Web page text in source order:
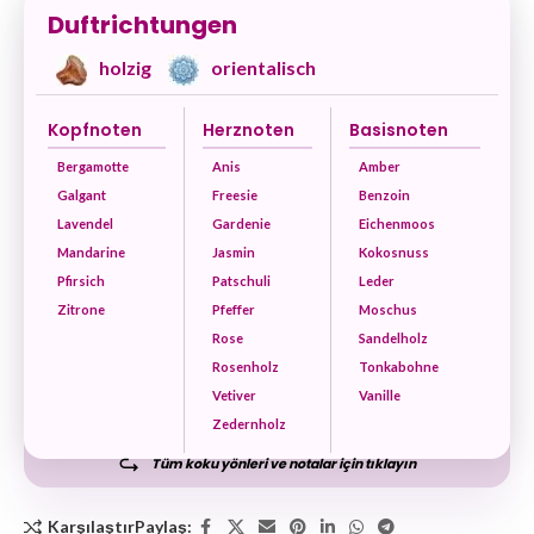
Duftrichtungen
holzig orientalisch
Kopfnoten
Bergamotte
Galgant
Lavendel
Mandarine
Pfirsich
Zitrone
Herznoten
Anis
Freesie
Gardenie
Jasmin
Patschuli
Pfeffer
Rose
Rosenholz
Vetiver
Zedernholz
Basisnoten
Amber
Benzoin
Eichenmoos
Kokosnuss
Leder
Moschus
Sandelholz
Tonkabohne
Vanille
Tüm koku yönleri ve notalar için tıklayın
KarşılaştırPaylaş: